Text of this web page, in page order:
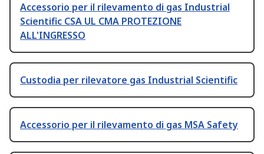
Accessorio per il rilevamento di gas Industrial
Scientific CSA UL CMA PROTEZIONE
ALL'INGRESSO
Custodia per rilevatore gas Industrial Scientific
Accessorio per il rilevamento di gas MSA Safety